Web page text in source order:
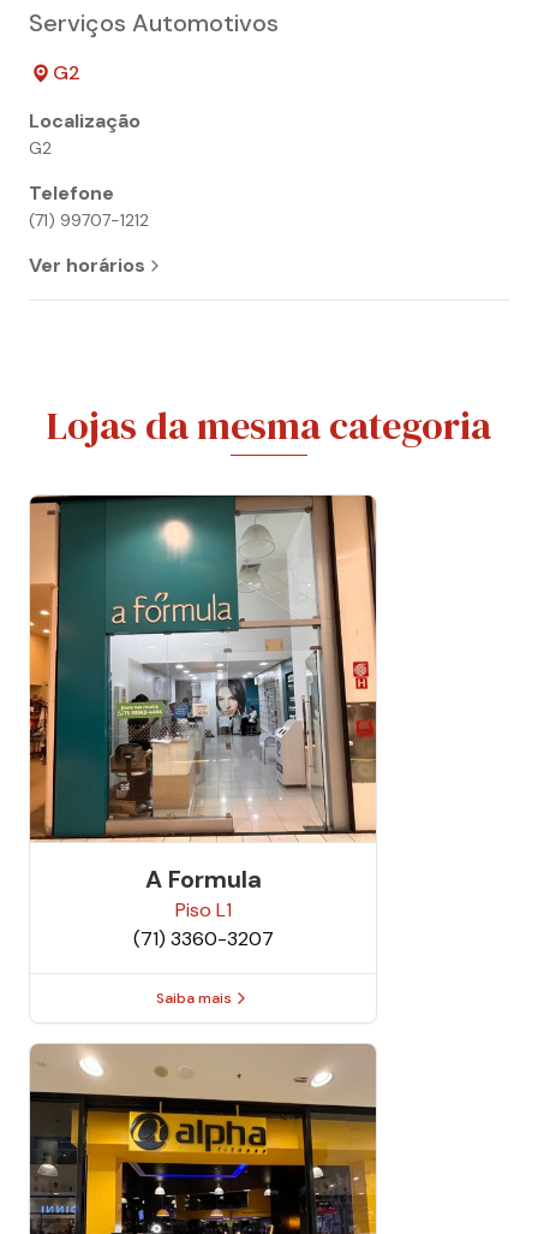
Serviços Automotivos
G2
Localização
G2
Telefone
(71) 99707-1212
Ver horários
Lojas da mesma categoria
A Formula
Piso L1
(71) 3360-3207
Saiba mais